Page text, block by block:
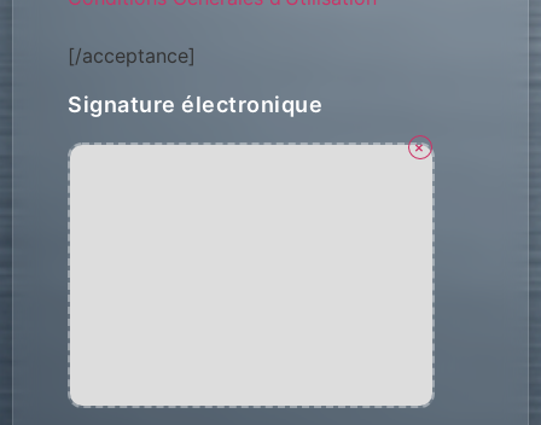
[/acceptance]
Signature électronique